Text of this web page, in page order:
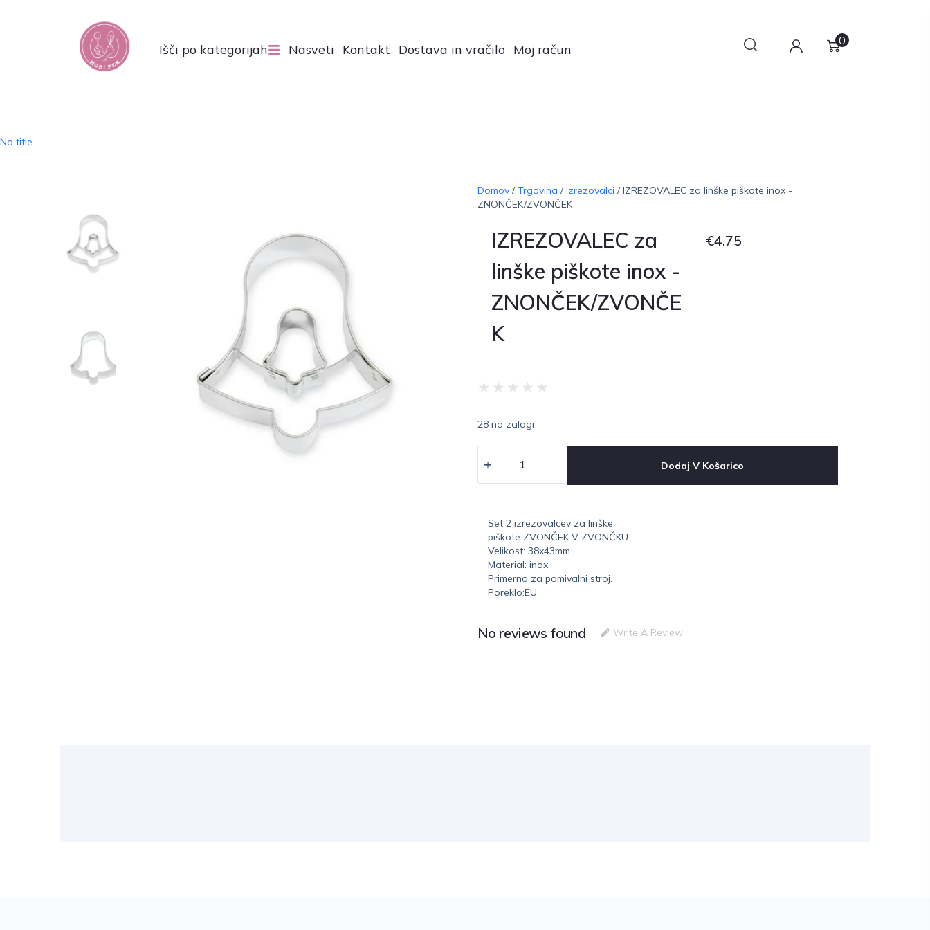
Išči po kategorijah Nasveti Kontakt Dostava in vračilo Moj račun
0
No title
Domov/Trgovina /Izrezovalci / IZREZOVALEC za linške piškote inox -
ZNONČEK/ZVONČEK
IZREZOVALEC za
linške piškote inox -
ZNONČEK/ZVONČE
K
€4.75
★ ★ ★ ★ ★
28 na zalogi
Dodaj V Košarico
Set 2 izrezovalcev za linške
piškote ZVONČEK V ZVONČKU.
Velikost: 38x43mm
Material: inox
Primerno za pomivalni stroj.
Poreklo:EU
No reviews found Write A Review